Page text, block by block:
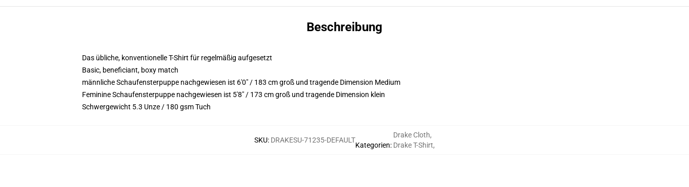
Beschreibung
Das übliche, konventionelle T-Shirt für regelmäßig aufgesetzt
Basic, beneficiant, boxy match
männliche Schaufensterpuppe nachgewiesen ist 6'0" / 183 cm groß und tragende Dimension Medium
Feminine Schaufensterpuppe nachgewiesen ist 5'8" / 173 cm groß und tragende Dimension klein
Schwergewicht 5.3 Unze / 180 gsm Tuch
SKU: DRAKESU-71235-DEFAULT
Kategorien:
Drake Cloth,
Drake T-Shirt,